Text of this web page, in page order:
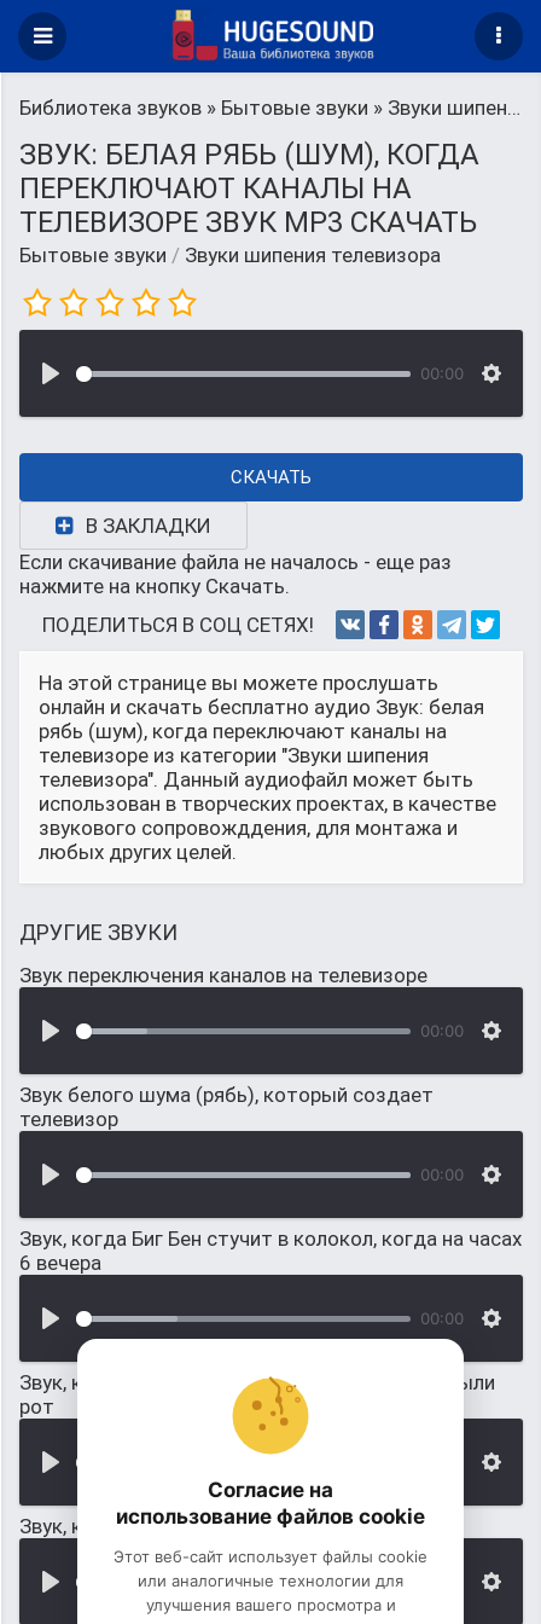
Библиотека звуков » Бытовые звуки » Звуки шипения телевизора
ЗВУК: БЕЛАЯ РЯБЬ (ШУМ), КОГДА
ПЕРЕКЛЮЧАЮТ КАНАЛЫ НА
ТЕЛЕВИЗОРЕ ЗВУК MP3 СКАЧАТЬ
Бытовые звуки / Звуки шипения телевизора
00:00
СКАЧАТЬ
В ЗАКЛАДКИ
Если скачивание файла не началось - еще раз
нажмите на кнопку Скачать.
ПОДЕЛИТЬСЯ В СОЦ СЕТЯХ!
На этой странице вы можете прослушать
онлайн и скачать бесплатно аудио Звук: белая
рябь (шум), когда переключают каналы на
телевизоре из категории "Звуки шипения
телевизора". Данный аудиофайл может быть
использован в творческих проектах, в качестве
звукового сопровожддения, для монтажа и
любых других целей.
ДРУГИЕ ЗВУКИ
Звук переключения каналов на телевизоре
00:00
Звук белого шума (рябь), который создает
телевизор
00:00
Звук, когда Биг Бен стучит в колокол, когда на часах
6 вечера
00:00
Звук, когда мычит после того, когда ему закрыли
рот
Звук, когда воет пёс
Согласие на
использование файлов cookie
Этот веб-сайт использует файлы cookie
или аналогичные технологии для
улучшения вашего просмотра и